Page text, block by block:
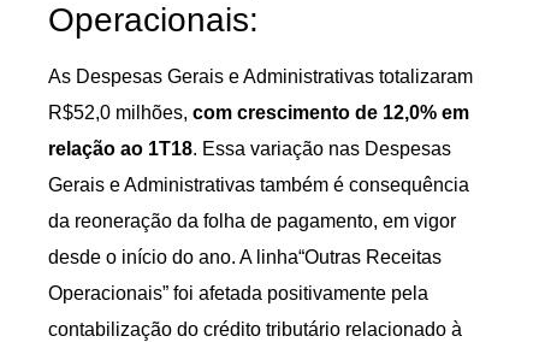
Operacionais:
As Despesas Gerais e Administrativas totalizaram
R$52,0 milhões, com crescimento de 12,0% em
relação ao 1T18. Essa variação nas Despesas
Gerais e Administrativas também é consequência
da reoneração da folha de pagamento, em vigor
desde o início do ano. A linha“Outras Receitas
Operacionais” foi afetada positivamente pela
contabilização do crédito tributário relacionado à